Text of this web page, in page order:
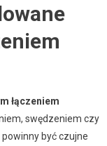
łączeniem
swędzeniem czy
być czujne